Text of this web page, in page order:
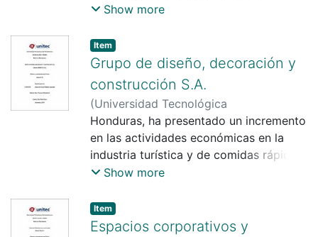
práctica profesional. El mismo tiene
laboral profesional los conocimientos
obtenidos en la academia de
Arquitectura e Ingeniería Civil durante el
periodo que comprende la práctica
profesional realzada en SAYBE Y
ASOCIADOS S de R.L., a través de la
implementación de liderazgo, tanto en
la etapa de diseño como la de
supervisión. Logrando esto mediante la
aplicación de los conocimientos.
Show more
Item
Grupo de diseño, decoración y
construcción S.A.
(Universidad Tecnológica
Centroamericana UNITEC )Jonathan
Josué Ferrera Izaguirre;Yohandy
Rodríguez Pereira
Honduras, ha presentado un incremento
en las actividades económicas en la
industria turística y de comidas rápidas.
Las más populares son las que
1990 bajo regímenes especiales que les
permitieron desarrollarse y posici
Show more
Item
Espacios corporativos y